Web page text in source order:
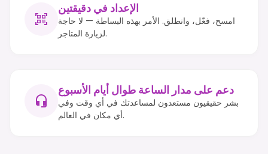
الإعداد في دقيقتين
امسح، فعّل، وانطلق. الأمر بهذه البساطة — لا حاجة
لزيارة المتاجر.
دعم على مدار الساعة طوال أيام الأسبوع
بشر حقيقيون مستعدون لمساعدتك في أي وقت وفي
أي مكان في العالم.